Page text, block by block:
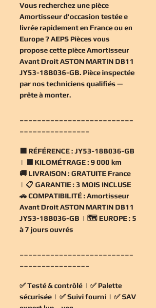
Vous recherchez une pièce
Amortisseur d'occasion testée e
livrée rapidement en France ou en
Europe ? AEPS Pièces vous
propose cette pièce Amortisseur
Avant Droit ASTON MARTIN DB11
JY53-18B036-GB. Pièce inspectée
par nos techniciens qualifiés —
prête à monter.
🟧 RÉFÉRENCE : JY53-18B036-GB
| 🟧 KILOMÉTRAGE : 9 000 km
🚚 LIVRAISON : GRATUITE France
| 📋 GARANTIE : 3 MOIS INCLUSE
🚗COMPATIBILITÉ : Amortisseur
Avant Droit ASTON MARTIN DB11
JY53-18B036-GB | 🗺️ EUROPE : 5
à 7 jours ouvrés
✅Testé & contrôlé | ✅ Palette
sécurisée | ✅Suivi fourni | ✅SAV